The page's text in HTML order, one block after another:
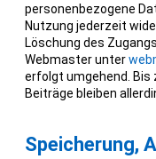
personenbezogene
Nutzung jederzeit
Löschung des
Webmaster unter
erfolgt umgehend.
Beiträge bleiben
Speicherung,